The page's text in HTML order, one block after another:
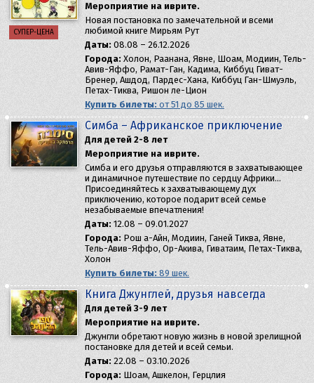
СУПЕР-ЦЕНА
Мероприятие на иврите.
Новая постановка по замечательной и всеми
любимой книге Мирьям Рут
Даты: 08.08 – 26.12.2026
Города: Холон, Раанана, Явне, Шоам, Модиин, Тель-
Авив-Яффо, Рамат-Ган, Кадима, Киббуц Гиват-
Бренер, Ашдод, Пардес-Хана, Киббуц Ган-Шмуэль,
Петах-Тиква, Ришон ле-Цион
Купить билеты: от 51 до 85 шек.
Симба – Африканское приключение
Для детей 2-8 лет
Мероприятие на иврите.
Симба и его друзья отправляются в захватывающее
и динамичное путешествие по сердцу Африки…
Присоединяйтесь к захватывающему дух
приключению, которое подарит всей семье
незабываемые впечатления!
Даты: 12.08 – 09.01.2027
Города: Рош а-Айн, Модиин, Ганей Тиква, Явне,
Тель-Авив-Яффо, Ор-Акива, Гиватаим, Петах-Тиква,
Холон
Купить билеты: 89 шек.
Книга Джунглей, друзья навсегда
Для детей 3-9 лет
Мероприятие на иврите.
Джунгли обретают новую жизнь в новой зрелищной
постановке для детей и всей семьи.
Даты: 22.08 – 03.10.2026
Города: Шоам, Ашкелон, Герцлия